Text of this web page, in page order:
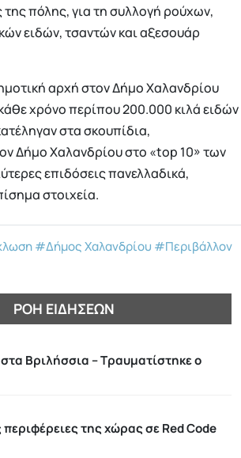
της πόλης, για τη συλλογή ρούχων,
ειδών, τσαντών και αξεσουάρ
αρχή στον Δήμο Χαλανδρίου
χρόνο περίπου 200.000 κιλά ειδών
στα σκουπίδια,
Δήμο Χαλανδρίου στο «top 10» των
επιδόσεις πανελλαδικά,
στοιχεία.
#Δήμος Χαλανδρίου #Περιβάλλον
ΡΟΉ ΕΙΔΉΣΕΩΝ
Βριλήσσια – Τραυματίστηκε ο
περιφέρειες της χώρας σε Red Code